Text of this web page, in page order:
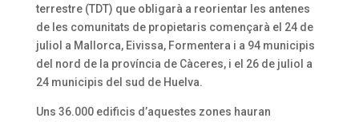
terrestre (TDT) que obligarà a reorientar les antenes
de les comunitats de propietaris començarà el 24 de
juliol a Mallorca, Eivissa, Formentera i a 94 municipis
del nord de la província de Càceres, i el 26 de juliol a
24 municipis del sud de Huelva.
Uns 36.000 edificis d’aquestes zones hauran